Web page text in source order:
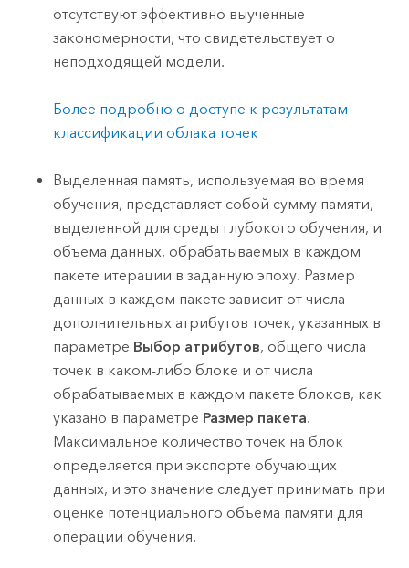
отсутствуют эффективно выученные
закономерности, что свидетельствует о
неподходящей модели.
Более подробно о доступе к результатам
классификации облака точек
Выделенная память, используемая во время
обучения, представляет собой сумму памяти,
выделенной для среды глубокого обучения, и
объема данных, обрабатываемых в каждом
пакете итерации в заданную эпоху. Размер
данных в каждом пакете зависит от числа
дополнительных атрибутов точек, указанных в
параметре Выбор атрибутов, общего числа
точек в каком-либо блоке и от числа
обрабатываемых в каждом пакете блоков, как
указано в параметре Размер пакета.
Максимальное количество точек на блок
определяется при экспорте обучающих
данных, и это значение следует принимать при
оценке потенциального объема памяти для
операции обучения.